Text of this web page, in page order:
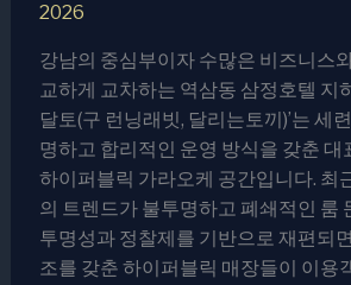
2026
강남의 중심부이자 수많은 비즈니스
교하게 교차하는 역삼동 삼정호텔 지
달토(구 런닝래빗, 달리는토끼)’는 세
명하고 합리적인 운영 방식을 갖춘 대
하이퍼블릭 가라오케 공간입니다. 최
의 트렌드가 불투명하고 폐쇄적인 룸
투명성과 정찰제를 기반으로 재편되
조를 갖춘 하이퍼블릭 매장들이 이용